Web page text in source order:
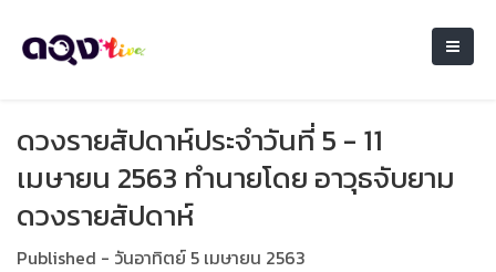
ดวงรายสัปดาห์ประจำวันที่ 5 - 11
เมษายน 2563 ทำนายโดย อาวุธจับยาม
ดวงรายสัปดาห์
Published - วันอาทิตย์ 5 เมษายน 2563